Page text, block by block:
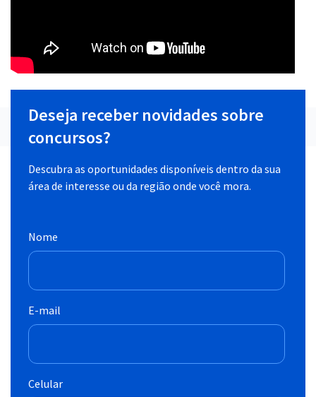
Deseja receber novidades sobre
concursos?
Descubra as oportunidades disponíveis dentro da sua
área de interesse ou da região onde você mora.
Nome
E-mail
Celular